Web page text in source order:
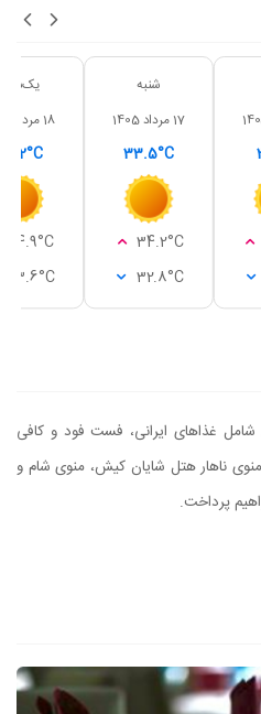
شنبه
17 مرداد 1405
33.5°C
34.2°C
32.8°C
18 مرداد 1405
34.9°C
33.6°C
غذاهای ایرانی، فست فود و کافی
ناهار هتل شایان کیش، منوی شام و
پرداخت.